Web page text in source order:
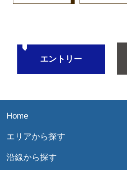
エントリー
Home
エリアから探す
沿線から探す